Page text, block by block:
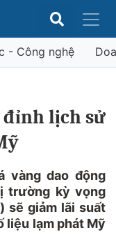
- Công nghệ
đỉnh lịch sử
vàng dao động
trường kỳ vọng
sẽ giảm lãi suất
liệu lạm phát Mỹ